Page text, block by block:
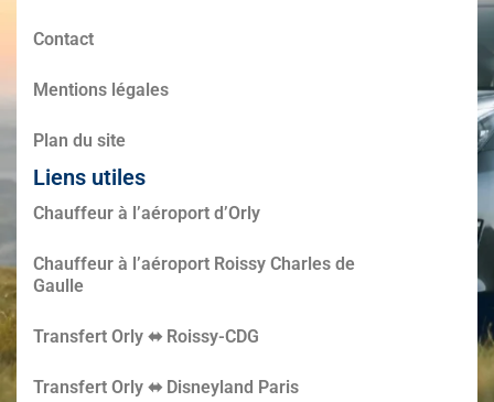
Contact
Mentions légales
Plan du site
Liens utiles
Chauffeur à l’aéroport d’Orly
Chauffeur à l’aéroport Roissy Charles de
Gaulle
Transfert Orly ⬌ Roissy-CDG
Transfert Orly ⬌ Disneyland Paris